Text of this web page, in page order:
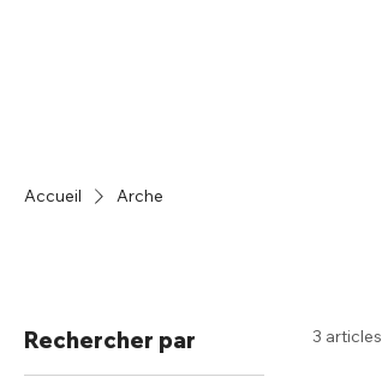
Accueil Arche
Rechercher par 3 articles